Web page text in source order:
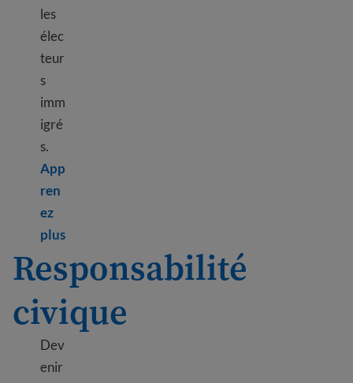
les
élec
teur
s
imm
igré
s.
App
ren
ez
plusLearn more about Voting in elections – where
Responsabilité
civique
Dev
enir